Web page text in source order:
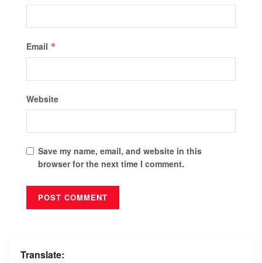
Email *
Website
Save my name, email, and website in this
browser for the next time I comment.
Translate: